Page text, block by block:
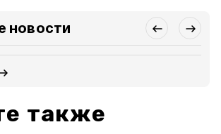
новости
также